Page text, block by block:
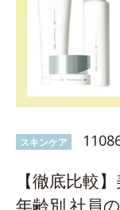
スキンケア
【徹底比較
年齢別 社員